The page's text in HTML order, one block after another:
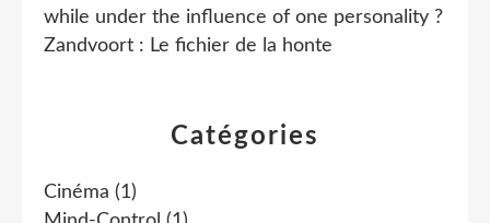
Catégories
Cinéma (1)
while under the influence of one personality ?
Zandvoort : Le fichier de la honte